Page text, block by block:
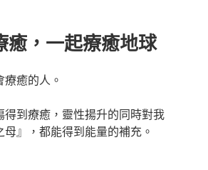
癒，一起療癒地球
癒的人。
到療癒，靈性揚升的同時對我
』，都能得到能量的補充。